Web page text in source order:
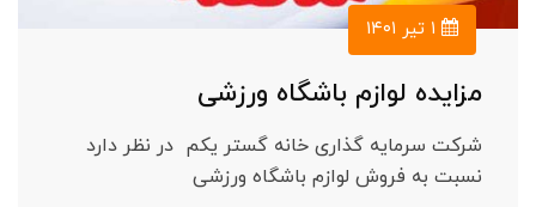
مزایده لوازم باشگاه ورزشی
شرکت سرمایه گذاری خانه گستر یکم در نظر دارد
نسبت به فروش لوازم باشگاه ورزشی